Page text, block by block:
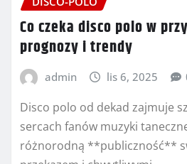
Co czeka disco polo w
prognozy i trendy
admin lis 6, 2025
Disco polo od dekad zajmuje
sercach fanów muzyki
różnorodną **publiczność**